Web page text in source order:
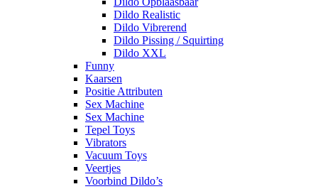
Dildo Realistic
Dildo Vibrerend
Dildo Pissing / Squirting
Dildo XXL
Funny
Kaarsen
Positie Attributen
Sex Machine
Sex Machine
Tepel Toys
Vibrators
Vacuum Toys
Veertjes
Voorbind Dildo’s